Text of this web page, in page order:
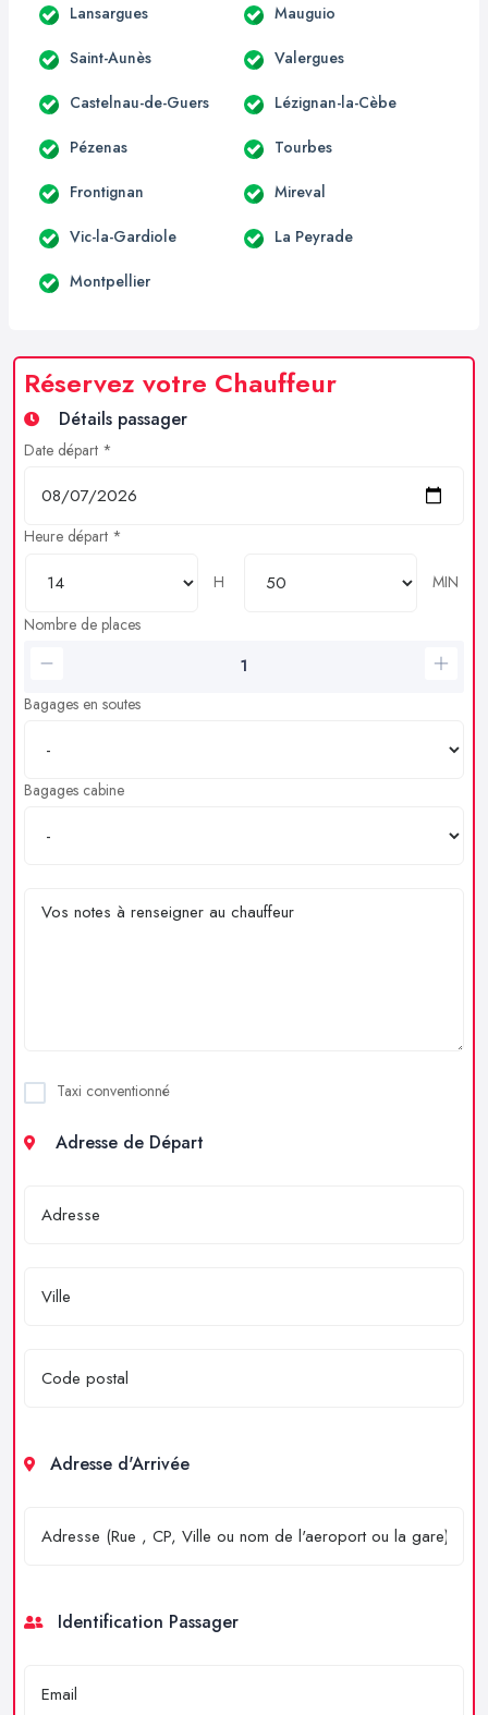
Lansargues Mauguio
Saint-Aunès Valergues
Castelnau-de-Guers Lézignan-la-Cèbe
Pézenas Tourbes
Frontignan Mireval
Vic-la-Gardiole La Peyrade
Montpellier
Réservez votre Chauffeur
Détails passager
Date départ *
Heure départ *
H
MIN
Nombre de places
Bagages en soutes
Bagages cabine
Taxi conventionné
Adresse de Départ
Adresse d'Arrivée
Identification Passager